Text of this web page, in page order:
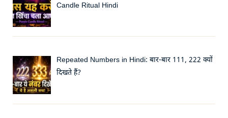
Candle Ritual Hindi
Repeated Numbers in Hindi: बार-बार 111, 222 क्यों
दिखते हैं?